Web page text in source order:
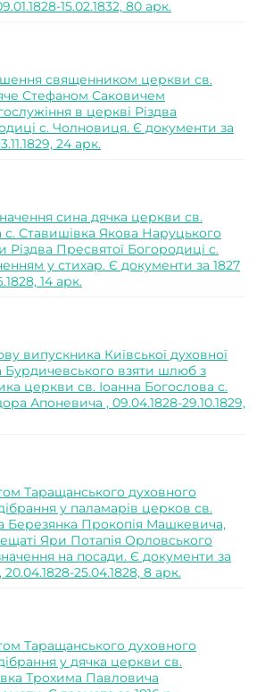
15.02.1832, 80 арк.
священником церкви св.
Стефаном Саковичем
в церкві Різдва
с. Чолновиця. Є документи за
24 арк.
сина дячка церкви св.
с. Ставишівка Якова Наруцького
Пресвятої Богородиці с.
у стихар. Є документи за 1827
14 арк.
випускника Київської духовної
Бурдичевського взяти шлюб з
церкви св. Іоанна Богослова с.
Апоневича , 09.04.1828-29.10.1829,
Таращанського духовного
у паламарів церков св.
Березянка Прокопія Машкевича,
Яри Потапія Орловського
на посади. Є документи за
20.04.1828-25.04.1828, 8 арк.
Таращанського духовного
у дячка церкви св.
Трохима Павловича